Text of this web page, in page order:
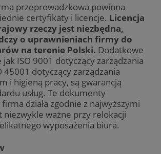
przeprowadzkowa powinna
certyfikaty i licencje. Licencja
rzeczy jest niezbędna,
o uprawnieniach firmy do
na terenie Polski. Dodatkowe
ISO 9001 dotyczący zarządzania
45001 dotyczący zarządzania
i higieną pracy, są gwarancją
usług. Te dokumenty
działa zgodnie z najwyższymi
niezwykle ważne przy relokacji
wyposażenia biura.